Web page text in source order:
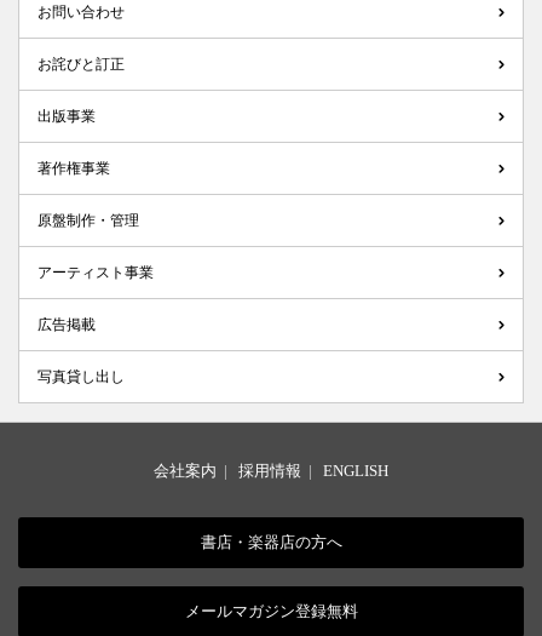
お問い合わせ
お詫びと訂正
出版事業
著作権事業
原盤制作・管理
アーティスト事業
広告掲載
写真貸し出し
会社案内 | 採用情報 | ENGLISH
書店・楽器店の方へ
メールマガジン登録無料